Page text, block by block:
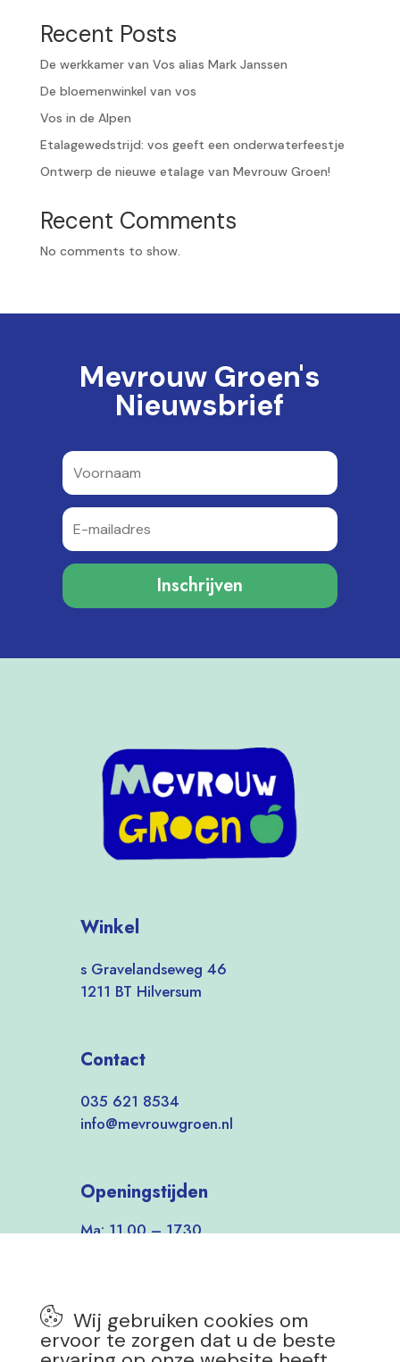
Wij gebruiken cookies om
ervoor te zorgen dat u de beste
Recent Posts
De werkkamer van Vos alias Mark Janssen
De bloemenwinkel van vos
Vos in de Alpen
Etalagewedstrijd: vos geeft een onderwaterfeestje
Ontwerp de nieuwe etalage van Mevrouw Groen!
Recent Comments
No comments to show.
Mevrouw Groen's
Nieuwsbrief
Inschrijven
Winkel
s Gravelandseweg 46
1211 BT Hilversum
Contact
035 621 8534
info@mevrouwgroen.nl
Openingstijden
Ma: 11.00 – 17.30
7 dagen per week open!